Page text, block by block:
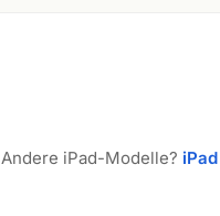
Andere iPad-Modelle?